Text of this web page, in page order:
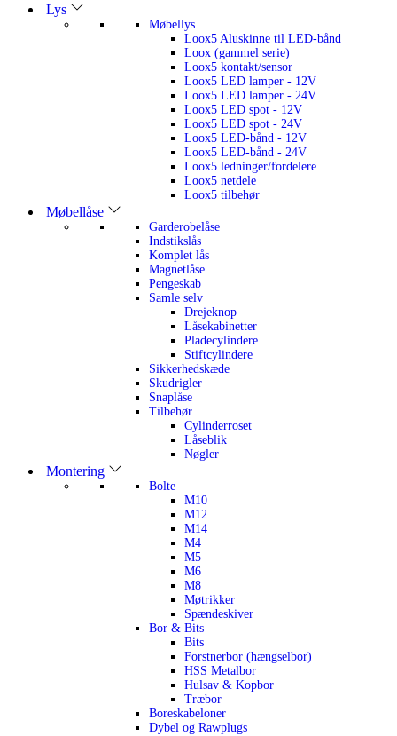
Lys
Møbellys
Loox5 Aluskinne til LED-bånd
Loox (gammel serie)
Loox5 kontakt/sensor
Loox5 LED lamper - 12V
Loox5 LED lamper - 24V
Loox5 LED spot - 12V
Loox5 LED spot - 24V
Loox5 LED-bånd - 12V
Loox5 LED-bånd - 24V
Loox5 ledninger/fordelere
Loox5 netdele
Loox5 tilbehør
Møbellåse
Garderobelåse
Indstikslås
Komplet lås
Magnetlåse
Pengeskab
Samle selv
Drejeknop
Låsekabinetter
Pladecylindere
Stiftcylindere
Sikkerhedskæde
Skudrigler
Snaplåse
Tilbehør
Cylinderroset
Låseblik
Nøgler
Montering
Bolte
M10
M12
M14
M4
M5
M6
M8
Møtrikker
Spændeskiver
Bor & Bits
Bits
Forstnerbor (hængselbor)
HSS Metalbor
Hulsav & Kopbor
Træbor
Boreskabeloner
Dybel og Rawplugs